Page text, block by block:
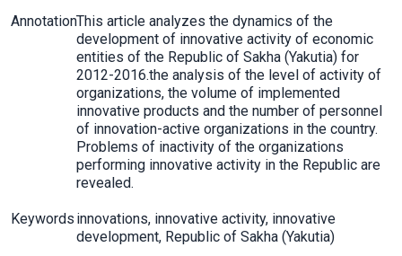
AnnotationThis article analyzes the dynamics of the
development of innovative activity of economic
entities of the Republic of Sakha (Yakutia) for
2012-2016.the analysis of the level of activity of
organizations, the volume of implemented
innovative products and the number of personnel
of innovation-active organizations in the country.
Problems of inactivity of the organizations
performing innovative activity in the Republic are
revealed.
Keywords innovations, innovative activity, innovative
development, Republic of Sakha (Yakutia)